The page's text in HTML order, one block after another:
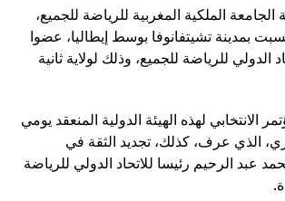
الملكية المغربية للرياضة للجميع،
بمدينة تشيتفانوفا بوسط إيطاليا، عضوا
الدولي للرياضة للجميع، وذلك لولاية ثانية
الانتخابي لهذه الهيئة الدولية المنعقد يومي
الجاري، الذي عرف، كذلك، تجديد الثقة في
عبد الرحيم رئيسا للاتحاد الدولي للرياضة